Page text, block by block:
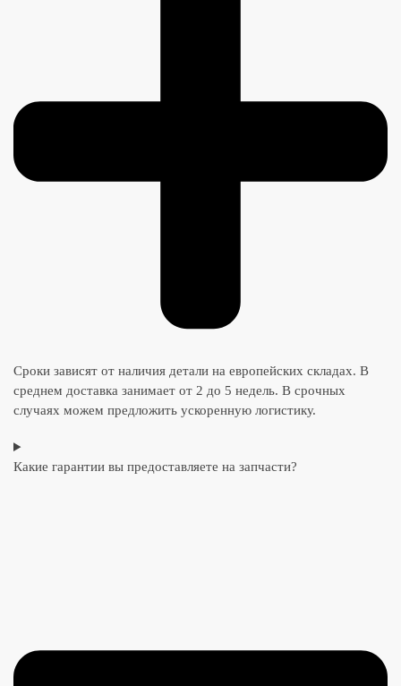
Сроки зависят от наличия детали на европейских складах. В
среднем доставка занимает от 2 до 5 недель. В срочных
случаях можем предложить ускоренную логистику.
Какие гарантии вы предоставляете на запчасти?